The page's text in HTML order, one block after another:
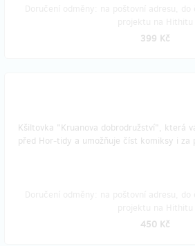
399 Kč
Kšiltovka "Kruanova dobrodružství", která
před Hor-tidy a umožňuje číst komiksy i za
450 Kč